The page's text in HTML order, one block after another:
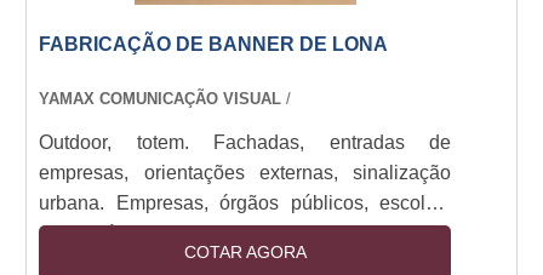
FABRICAÇÃO DE BANNER DE LONA
YAMAX COMUNICAÇÃO VISUAL /
Outdoor, totem. Fachadas, entradas de
empresas, orientações externas, sinalização
urbana. Empresas, órgãos públicos, escolas,
condomínios, construtoras. Produzida em ACM,
PVC ou placa de alumínio. Impressão
COTAR AGORA